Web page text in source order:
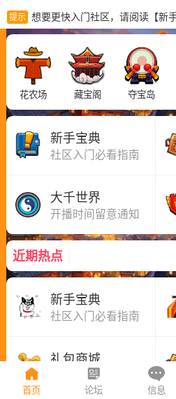
首页 论坛 信息
提示 想要更快入门社区，请阅读【新手
花农场 藏宝阁 夺宝岛
新手宝典
社区入门必看指南
大千世界
开播时间留意通知
近期热点
新手宝典
社区入门必看指南
礼包商城
消耗金币即可兑换